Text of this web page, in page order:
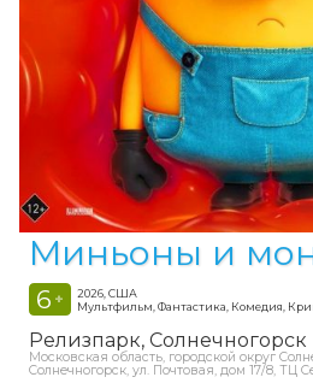
Миньоны и
6 +
2026, США
Мультфильм, Фантастика, Комедия,
Релизпарк Солнечногорск
Московская область, городской округ
Солнечногорск, ул. Почтовая, дом 17/8, ТЦ